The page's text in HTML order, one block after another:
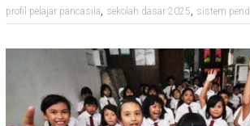
profil pelajar pancasila, sekolah dasar 2025, sistem